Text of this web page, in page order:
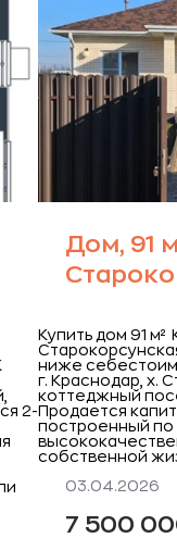
2-
Дом, 91
Купить дом 91
ниже
г. Краснодар, х.
коттеджный
Продается
построенный
собственной
03.04.2026
7 500